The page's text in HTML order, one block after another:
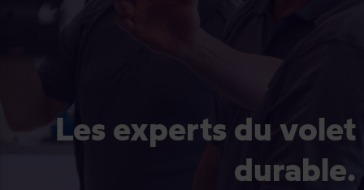
Les experts du volet
durable.